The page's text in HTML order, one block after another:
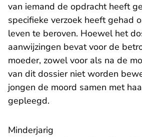
van iemand de opdracht heeft
specifieke verzoek heeft gehad
leven te beroven. Hoewel het
aanwijzingen bevat voor de
moeder, zowel voor als na de
van dit dossier niet worden
jongen de moord samen met
gepleegd.
Minderjarig